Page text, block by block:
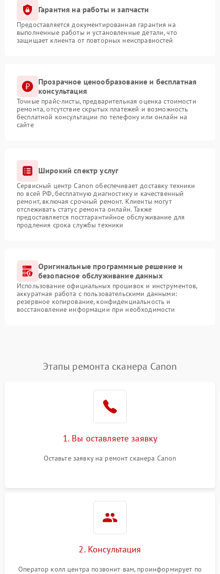
Гарантия на работы и запчасти
Предоставляется документированная гарантия на
выполненные работы и установленные детали, что
защищает клиента от повторных неисправностей
Прозрачное ценообразование и бесплатная
консультация
Точные прайс-листы, предварительная оценка стоимости
ремонта, отсутствие скрытых платежей и возможность
бесплатной консультации по телефону или онлайн на
сайте
Широкий спектр услуг
Сервисный центр Canon обеспечивает доставку техники
по всей РФ, бесплатную диагностику и качественный
ремонт, включая срочный ремонт. Клиенты могут
отслеживать статус ремонта онлайн. Также
предоставляется постгарантийное обслуживание для
продления срока службы техники
Оригинальные программные решение и
безопасное обслуживание данных
Использование официальных прошивок и инструментов,
аккуратная работа с пользовательскими данными:
резервное копирование, конфиденциальность и
восстановление информации при необходимости
Этапы ремонта сканера Canon
1. Вы оставляете заявку
Оставьте заявку на ремонт сканера Canon
2. Консультация
Оператор колл центра позвонит вам, проинформирует по